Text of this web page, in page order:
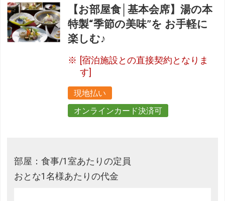
【お部屋食│基本会席】湯の本
特製“季節の美味”を お手軽に
楽しむ♪
[宿泊施設との直接契約となりま
す]
現地払い
オンラインカード決済可
部屋：食事/1室あたりの定員
おとな1名様あたりの代金